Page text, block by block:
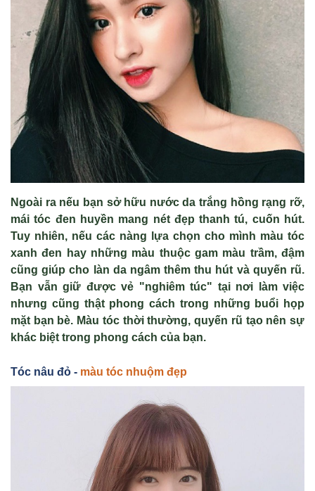
Ngoài ra nếu bạn sởhữu nước da trắng hồng rạng rỡ,
mái tóc đen huyền mang nét đẹp thanh tú, cuốn hút.
Tuy nhiên, nếu các nàng l ựa chọn cho mình màu tóc
xanh đen hay những màu thuộc gam màu trầm, đậm
cũng giúp cho làn da ngâm thêm thu hút và quyến rũ.
Bạn vẫn giữ được vẻ "nghiêm túc" tại nơi làm việc
nhưng cũng thật phong cách trong những buổi họp
mặt bạn bè. Màu tóc thời thường, quyến rũ tạo nên sự
khác biệt trong phong cách của bạn.
Tóc nâu đỏ - màu tóc nhuộm đẹp